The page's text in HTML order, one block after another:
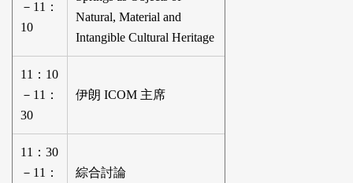
－11：
10
Natural, Material and
Intangible Cultural Heritage
11：10
－11：
30
伊朗 ICOM 主席
11：30
－11：
綜合討論